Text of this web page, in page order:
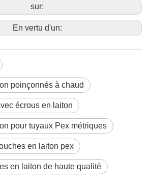
sur:
En vertu d'un:
poinçonnés à chaud
écrous en laiton
pour tuyaux Pex métriques
en laiton pex
en laiton de haute qualité